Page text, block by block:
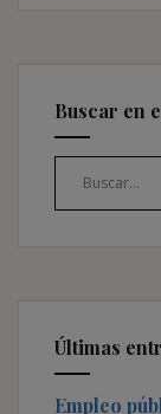
Buscar en
Últimas
Empleo